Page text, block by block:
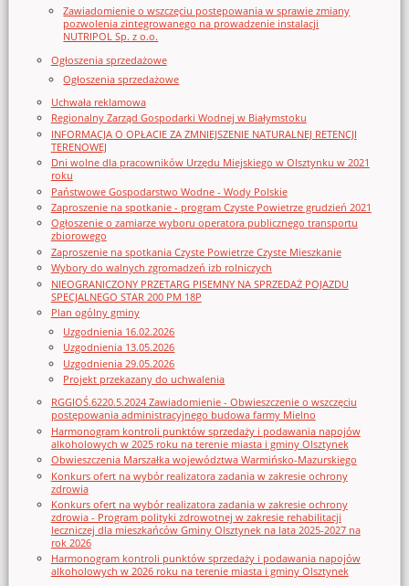
Zawiadomienie o wszczęciu postępowania w sprawie zmiany
pozwolenia zintegrowanego na prowadzenie instalacji
NUTRIPOL Sp. z o.o.
Ogłoszenia sprzedażowe
Ogłoszenia sprzedażowe
Uchwała reklamowa
Regionalny Zarząd Gospodarki Wodnej w Białymstoku
INFORMACJA O OPŁACIE ZA ZMNIEJSZENIE NATURALNEJ RETENCJI
TERENOWEJ
Dni wolne dla pracowników Urzędu Miejskiego w Olsztynku w 2021
roku
Państwowe Gospodarstwo Wodne - Wody Polskie
Zaproszenie na spotkanie - program Czyste Powietrze grudzień 2021
Ogłoszenie o zamiarze wyboru operatora publicznego transportu
zbiorowego
Zaproszenie na spotkania Czyste Powietrze Czyste Mieszkanie
Wybory do walnych zgromadzeń izb rolniczych
NIEOGRANICZONY PRZETARG PISEMNY NA SPRZEDAŻ POJAZDU
SPECJALNEGO STAR 200 PM 18P
Plan ogólny gminy
Uzgodnienia 16.02.2026
Uzgodnienia 13.05.2026
Uzgodnienia 29.05.2026
Projekt przekazany do uchwalenia
RGGIOŚ.6220.5.2024 Zawiadomienie - Obwieszczenie o wszczęciu
postępowania administracyjnego budowa farmy Mielno
Harmonogram kontroli punktów sprzedaży i podawania napojów
alkoholowych w 2025 roku na terenie miasta i gminy Olsztynek
Obwieszczenia Marszałka województwa Warmińsko-Mazurskiego
Konkurs ofert na wybór realizatora zadania w zakresie ochrony
zdrowia
Konkurs ofert na wybór realizatora zadania w zakresie ochrony
zdrowia - Program polityki zdrowotnej w zakresie rehabilitacji
leczniczej dla mieszkańców Gminy Olsztynek na lata 2025-2027 na
rok 2026
Harmonogram kontroli punktów sprzedaży i podawania napojów
alkoholowych w 2026 roku na terenie miasta i gminy Olsztynek